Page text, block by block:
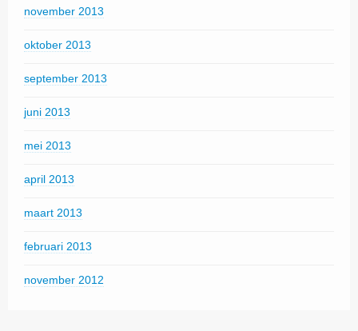
november 2013
oktober 2013
september 2013
juni 2013
mei 2013
april 2013
maart 2013
februari 2013
november 2012